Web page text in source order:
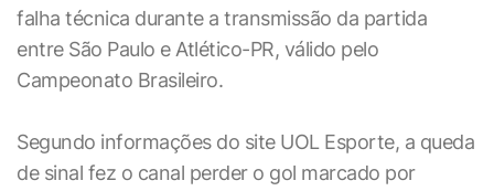
falha técnica durante a transmissão da partida
entre São Paulo e Atlético-PR, válido pelo
Campeonato Brasileiro.
Segundo informações do site UOL Esporte, a queda
de sinal fez o canal perder o gol marcado por